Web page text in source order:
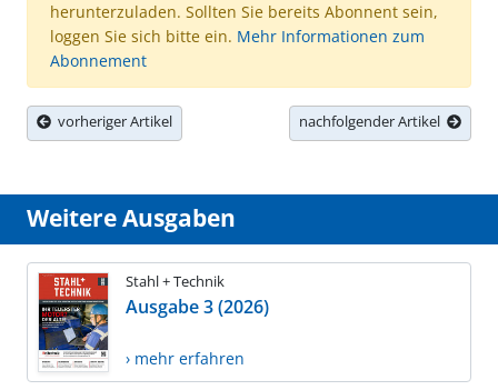
herunterzuladen. Sollten Sie bereits Abonnent sein,
loggen Sie sich bitte ein. Mehr Informationen zum
Abonnement
vorheriger Artikel nachfolgender Artikel
Weitere Ausgaben
Stahl + Technik
Ausgabe 3 (2026)
› mehr erfahren